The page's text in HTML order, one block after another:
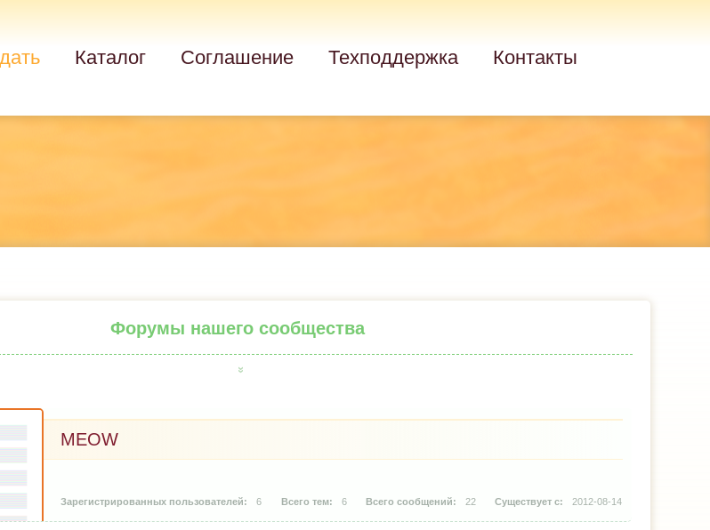
Каталог Соглашение Техподдержка Контакты
Форумы нашего сообщества
MEOW
6 6 22 2012-08-14